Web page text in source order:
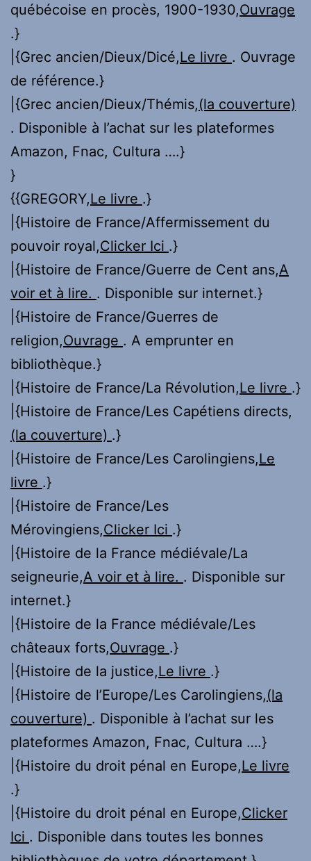
québécoise en procès, 1900-1930,Ouvrage
.}
|{Grec ancien/Dieux/Dicé,Le livre . Ouvrage
de référence.}
|{Grec ancien/Dieux/Thémis,(la couverture)
. Disponible à l’achat sur les plateformes
Amazon, Fnac, Cultura ….}
}
{{GREGORY,Le livre .}
|{Histoire de France/Affermissement du
pouvoir royal,Clicker Ici .}
|{Histoire de France/Guerre de Cent ans,A
voir et à lire. . Disponible sur internet.}
|{Histoire de France/Guerres de
religion,Ouvrage . A emprunter en
bibliothèque.}
|{Histoire de France/La Révolution,Le livre .}
|{Histoire de France/Les Capétiens directs,
(la couverture) .}
|{Histoire de France/Les Carolingiens,Le
livre .}
|{Histoire de France/Les
Mérovingiens,Clicker Ici .}
|{Histoire de la France médiévale/La
seigneurie,A voir et à lire. . Disponible sur
internet.}
|{Histoire de la France médiévale/Les
châteaux forts,Ouvrage .}
|{Histoire de la justice,Le livre .}
|{Histoire de l’Europe/Les Carolingiens,(la
couverture) . Disponible à l’achat sur les
plateformes Amazon, Fnac, Cultura ….}
|{Histoire du droit pénal en Europe,Le livre
.}
|{Histoire du droit pénal en Europe,Clicker
Ici . Disponible dans toutes les bonnes